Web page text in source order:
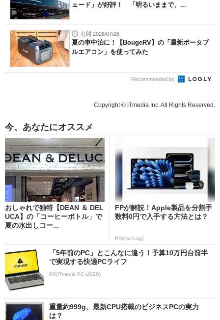
ェード」が好評！ 「明るいままで、...
公開 2026/07/26
夏の車中泊に！【BougeRV】の「最新ポータブ
ルエアコン」を使ってみた
Recommended by
Copyright © ITmedia Inc. All Rights Reserved.
今、あなたにオススメ
おしゃれで独特【DEAN ＆ DEL
UCA】の「コーヒーボトル」で
夏の水出しコー...
FPが解説！Apple製品を分割手
数料0円で入手する方法とは？
PR(Fav-Log)
「5年前のPC」とこんなに違う！予算10万円台前半
で実現する快適PCライフ
PR(ITmedia PC USER)
重量約999g、最新CPU搭載のビジネスPCの実力
は？